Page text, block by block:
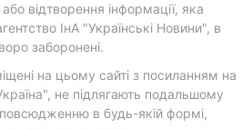
відтворення інформації, яка
ІнА "Українські Новини", в
заборонені.
на цьому сайті з посиланням на
не підлягають подальшому
в будь-якій формі,